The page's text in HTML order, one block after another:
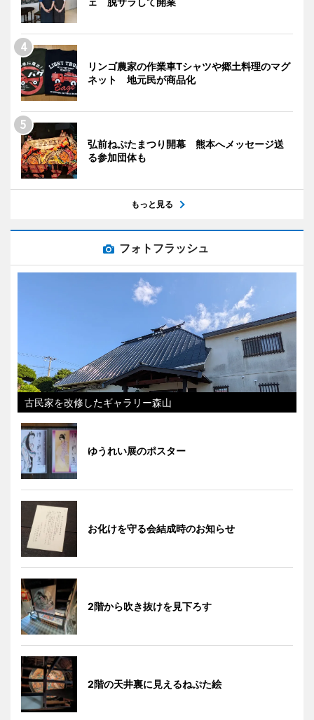
リンゴ農家の作業車Tシャツや郷土料理のマグ
ネット 地元民が商品化
弘前ねぷたまつり開幕 熊本へメッセージ送
る参加団体も
もっと見る
フォトフラッシュ
古民家を改修したギャラリー森山
ゆうれい展のポスター
お化けを守る会結成時のお知らせ
2階から吹き抜けを見下ろす
2階の天井裏に見えるねぷた絵